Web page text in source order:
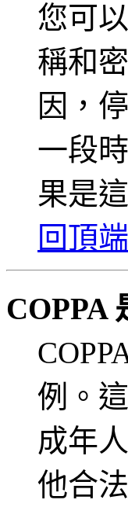
您可
稱和
因，
一段
果是
回頂端
COPPA
例。
成年
他合